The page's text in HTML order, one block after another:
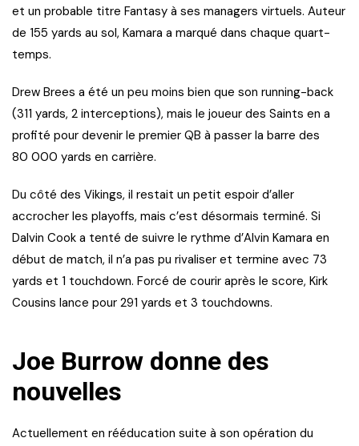
et un probable titre Fantasy à ses managers virtuels. Auteur
de 155 yards au sol, Kamara a marqué dans chaque quart-
temps.
Drew Brees a été un peu moins bien que son running-back
(311 yards, 2 interceptions), mais le joueur des Saints en a
profité pour devenir le premier QB à passer la barre des
80 000 yards en carrière.
Du côté des Vikings, il restait un petit espoir d’aller
accrocher les playoffs, mais c’est désormais terminé. Si
Dalvin Cook a tenté de suivre le rythme d’Alvin Kamara en
début de match, il n’a pas pu rivaliser et termine avec 73
yards et 1 touchdown. Forcé de courir après le score, Kirk
Cousins lance pour 291 yards et 3 touchdowns.
Joe Burrow donne des
nouvelles
Actuellement en rééducation suite à son opération du